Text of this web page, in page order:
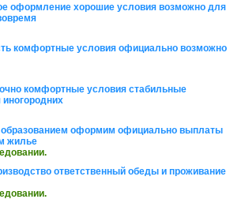
оформление хорошие условия возможно для
комфортные условия официально возможно
комфортные условия стабильные
образованием оформим официально выплаты
жилье
ответственный обеды и проживание